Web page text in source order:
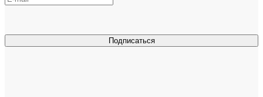
Подписаться